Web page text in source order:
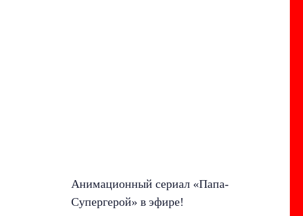
Анимационный сериал «Папа-
Супергерой» в эфире!